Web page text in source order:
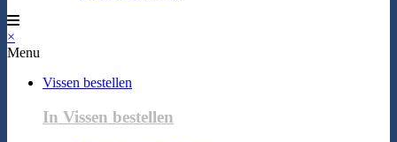
×
Menu
Vissen bestellen
In Vissen bestellen